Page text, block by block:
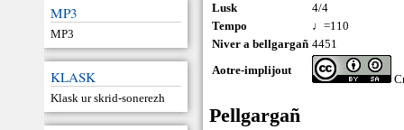
MP3
MP3
KLASK
Klask ur skrid-sonerezh
Lusk
4/4
Tempo
♩=110
Niver a bellgargañ 4451
Aotre-implijout
Pellgargañ